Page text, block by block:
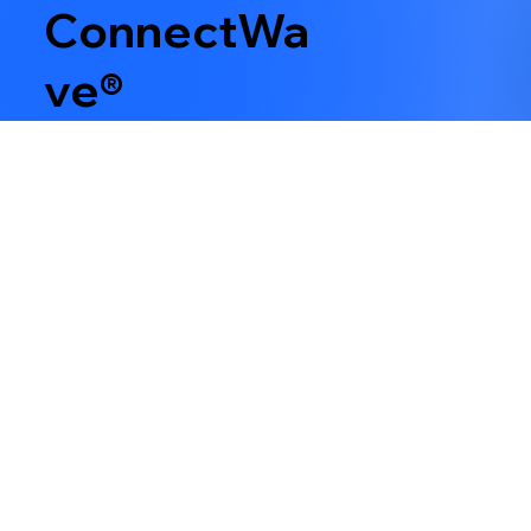
ConnectWa
ve®